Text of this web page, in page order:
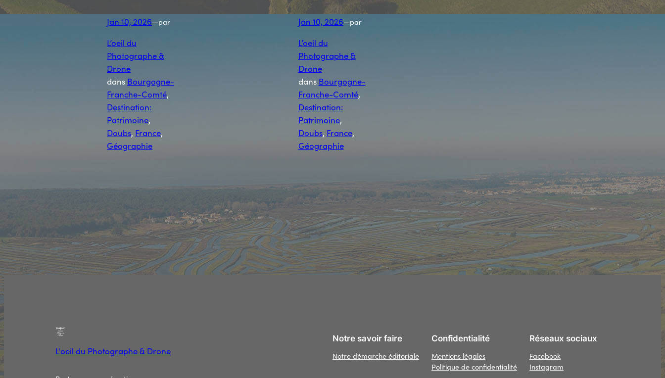
Jan 10, 2026—par
L’oeil du
Photographe &
Drone
dans Bourgogne-
Franche-Comté
Destination:
Patrimoine
Doubs, France
Géographie
Jan 10, 2026—par
L’oeil du
Photographe &
Drone
dans Bourgogne-
Franche-Comté
Destination:
Patrimoine
Doubs, France
Géographie
L'oeil du Photographe & Drone
Notre savoir faire
Notre démarche éditoriale
Confidentialité
Mentions légales
Politique de confidentialité
Réseaux sociaux
Facebook
Instagram